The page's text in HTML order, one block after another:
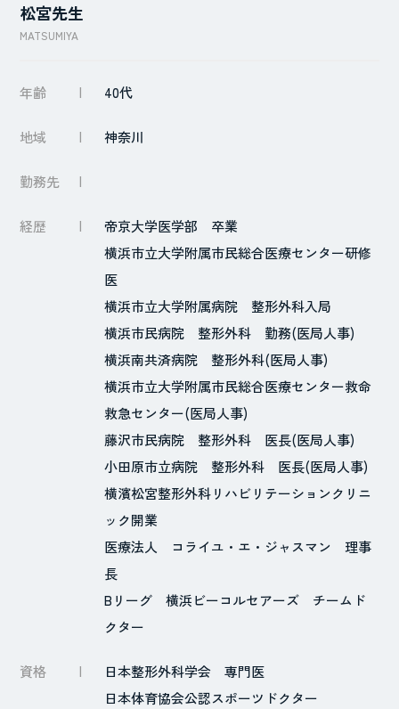
松宮先生
MATSUMIYA
年齢 40代
地域 神奈川
勤務先
経歴
帝京大学医学部 卒業
横浜市立大学附属市民総合医療センター研修
医
横浜市立大学附属病院 整形外科入局
横浜市民病院 整形外科 勤務(医局人事)
横浜南共済病院 整形外科(医局人事)
横浜市立大学附属市民総合医療センター救命
救急センター(医局人事)
藤沢市民病院 整形外科 医長(医局人事)
小田原市立病院 整形外科 医長(医局人事)
横濱松宮整形外科リハビリテーションクリニ
ック開業
医療法人 コライユ・エ・ジャスマン 理事
長
Bリーグ 横浜ビーコルセアーズ チームド
クター
資格
日本整形外科学会 専門医
日本体育協会公認スポーツドクター